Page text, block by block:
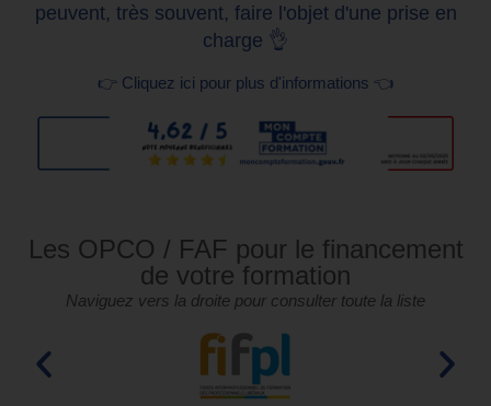
peuvent, très souvent, faire l'objet d'une prise en
charge 👌
👉 Cliquez ici pour plus d'informations 👈
Les OPCO / FAF pour le financement
de votre formation
Naviguez vers la droite pour consulter toute la liste